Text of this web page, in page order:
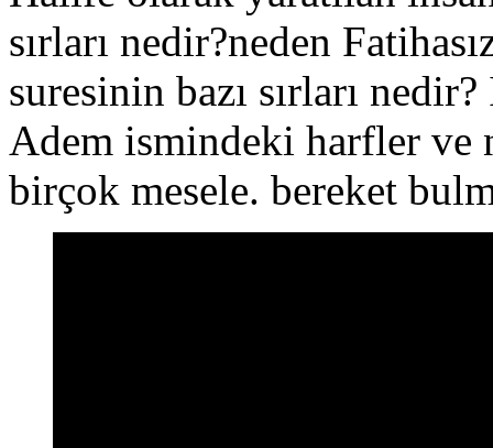
sırları nedir?neden
suresinin bazı sırları
Adem ismindeki harfler ve
birçok mesele. bereket